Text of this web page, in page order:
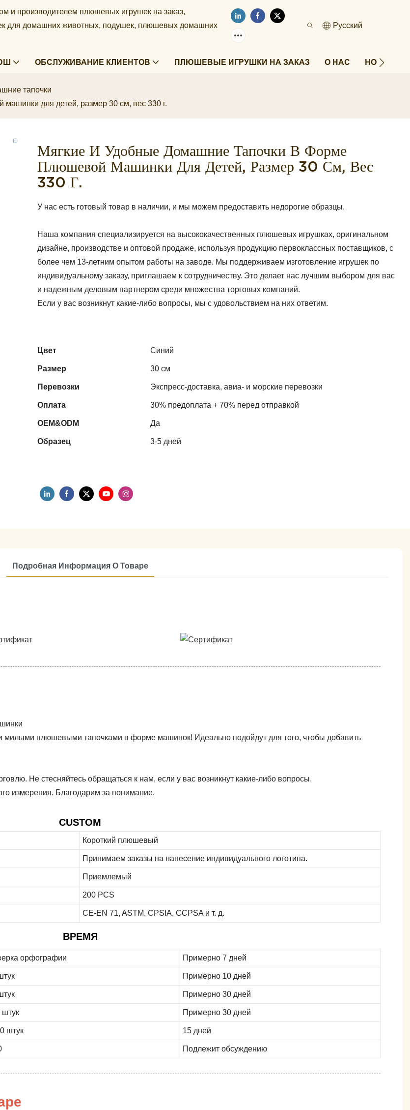
и производителем плюшевых игрушек на заказ,
для домашних животных, подушек, плюшевых домашних
Pусский
ОБСЛУЖИВАНИЕ КЛИЕНТОВ ПЛЮШЕВЫЕ ИГРУШКИ НА ЗАКАЗ О НАС НОВОСТИ
тапочки
для детей, размер 30 см, вес 330 г.
Мягкие И Удобные Домашние Тапочки В Форме
Плюшевой Машинки Для Детей, Размер 30 См, Вес
330 Г.
У нас есть готовый товар в наличии, и мы можем предоставить недорогие образцы.
Наша компания специализируется на высококачественных плюшевых игрушках, оригинальном
дизайне, производстве и оптовой продаже, используя продукцию первоклассных поставщиков, с
более чем 13-летним опытом работы на заводе. Мы поддерживаем изготовление игрушек по
индивидуальному заказу, приглашаем к сотрудничеству. Это делает нас лучшим выбором для вас
и надежным деловым партнером среди множества торговых компаний.
Если у вас возникнут какие-либо вопросы, мы с удовольствием на них ответим.
Цвет Синий
Размер 30 см
Перевозки Экспресс-доставка, авиа- и морские перевозки
Оплата 30% предоплата + 70% перед отправкой
OEM&ODM Да
Образец 3-5 дней
Подробная Информация О Товаре
милыми плюшевыми тапочками в форме машинок! Идеально подойдут для того, чтобы добавить
Не стесняйтесь обращаться к нам, если у вас возникнут какие-либо вопросы.
измерения. Благодарим за понимание.
CUSTOM
Короткий плюшевый
Принимаем заказы на нанесение индивидуального логотипа.
Приемлемый
200 PCS
CE-EN 71, ASTM, CPSIA, CCPSA и т. д.
ВРЕМЯ
орфографии Примерно 7 дней
Примерно 10 дней
Примерно 30 дней
штук Примерно 30 дней
штук 15 дней
Подлежит обсуждению